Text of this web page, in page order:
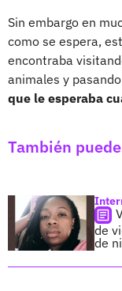
Sin embargo en
como se espera,
encontraba
animales y
que le esperaba
También
de
de